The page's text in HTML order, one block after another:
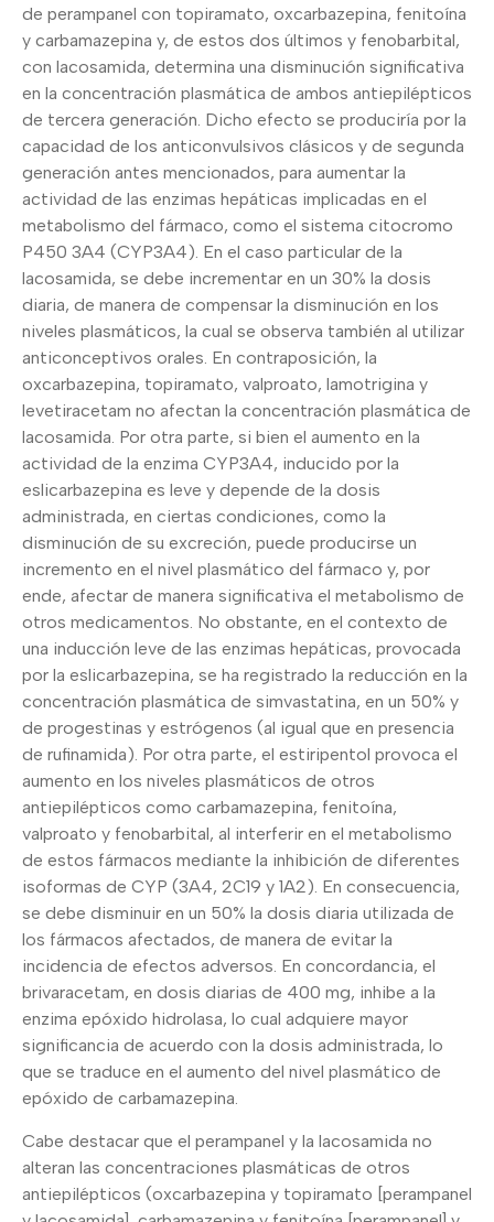
de perampanel con topiramato, oxcarbazepina, fenitoína
y carbamazepina y, de estos dos últimos y fenobarbital,
con lacosamida, determina una disminución significativa
en la concentración plasmática de ambos antiepilépticos
de tercera generación. Dicho efecto se produciría por la
capacidad de los anticonvulsivos clásicos y de segunda
generación antes mencionados, para aumentar la
actividad de las enzimas hepáticas implicadas en el
metabolismo del fármaco, como el sistema citocromo
P450 3A4 (CYP3A4). En el caso particular de la
lacosamida, se debe incrementar en un 30% la dosis
diaria, de manera de compensar la disminución en los
niveles plasmáticos, la cual se observa también al utilizar
anticonceptivos orales. En contraposición, la
oxcarbazepina, topiramato, valproato, lamotrigina y
levetiracetam no afectan la concentración plasmática de
lacosamida. Por otra parte, si bien el aumento en la
actividad de la enzima CYP3A4, inducido por la
eslicarbazepina es leve y depende de la dosis
administrada, en ciertas condiciones, como la
disminución de su excreción, puede producirse un
incremento en el nivel plasmático del fármaco y, por
ende, afectar de manera significativa el metabolismo de
otros medicamentos. No obstante, en el contexto de
una inducción leve de las enzimas hepáticas, provocada
por la eslicarbazepina, se ha registrado la reducción en la
concentración plasmática de simvastatina, en un 50% y
de progestinas y estrógenos (al igual que en presencia
de rufinamida). Por otra parte, el estiripentol provoca el
aumento en los niveles plasmáticos de otros
antiepilépticos como carbamazepina, fenitoína,
valproato y fenobarbital, al interferir en el metabolismo
de estos fármacos mediante la inhibición de diferentes
isoformas de CYP (3A4, 2C19 y 1A2). En consecuencia,
se debe disminuir en un 50% la dosis diaria utilizada de
los fármacos afectados, de manera de evitar la
incidencia de efectos adversos. En concordancia, el
brivaracetam, en dosis diarias de 400 mg, inhibe a la
enzima epóxido hidrolasa, lo cual adquiere mayor
significancia de acuerdo con la dosis administrada, lo
que se traduce en el aumento del nivel plasmático de
epóxido de carbamazepina.
Cabe destacar que el perampanel y la lacosamida no
alteran las concentraciones plasmáticas de otros
antiepilépticos (oxcarbazepina y topiramato [perampanel